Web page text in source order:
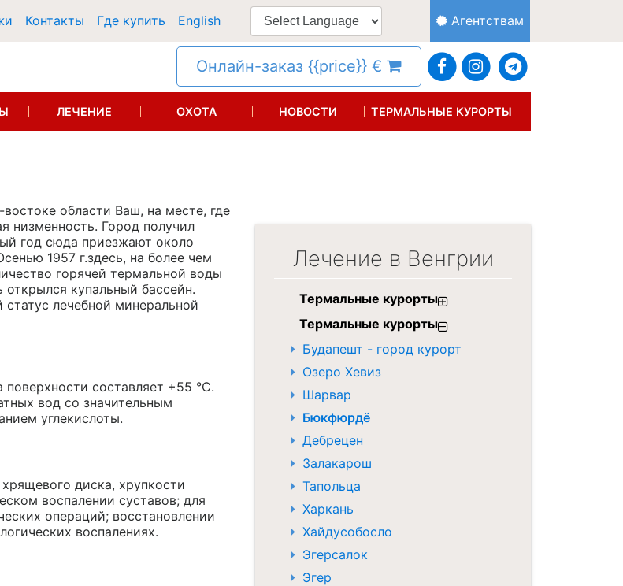
Контакты Где купить English Агентствам
Онлайн-заказ {{price}} €
ЛЕЧЕНИЕ ОХОТА НОВОСТИ ТЕРМАЛЬНЫЕ КУРОРТЫ
востоке области Ваш, на месте, где
низменность. Город получил
год сюда приезжают около
1957 г.здесь, на более чем
горячей термальной воды
купальный бассейн.
лечебной минеральной
составляет +55 °С.
вод со значительным
углекислоты.
диска, хрупкости
воспалении суставов; для
операций; восстановлении
воспалениях.
Лечение в Венгрии
Термальные курорты
Термальные курорты
Будапешт - город курорт
Озеро Хевиз
Шарвар
Бюкфюрдё
Дебрецен
Залакарош
Тапольца
Харкань
Хайдусобосло
Эгерсалок
Эгер